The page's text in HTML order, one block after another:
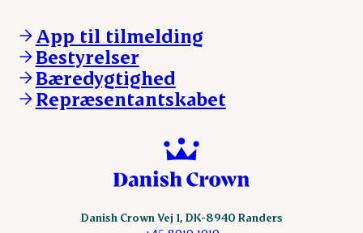
Nyheder
Login
Kontakt os
Notering
Nyheder
Login
App til tilmelding
Bestyrelser
Bæredygtighed
Repræsentantskabet
Danish Crown Vej 1, DK-8940 Randers